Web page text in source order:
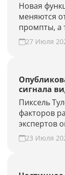
Новая
меняются
промпты, а
выдаче.
27 Июля
сигнала
Пиксель
факторов
экспертов
влияют на
23 Июля